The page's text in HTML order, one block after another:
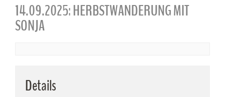
14.09.2025: HERBSTWANDERUNG MIT
SONJA
Details